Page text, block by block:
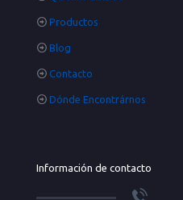
Productos
Blog
Contacto
Dónde Encontrárnos
Información de contacto